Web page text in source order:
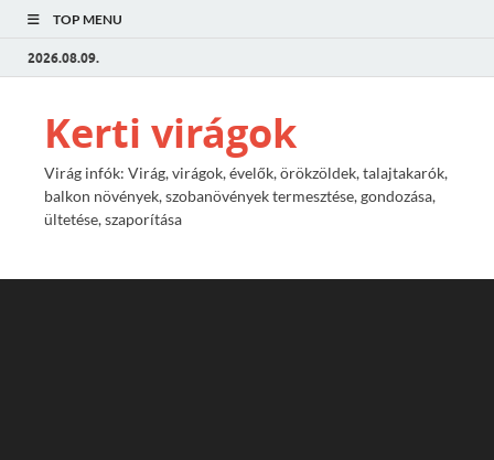
TOP MENU
2026.08.09.
Kerti virágok
Virág infók: Virág, virágok, évelők, örökzöldek, talajtakarók,
balkon növények, szobanövények termesztése, gondozása,
ültetése, szaporítása